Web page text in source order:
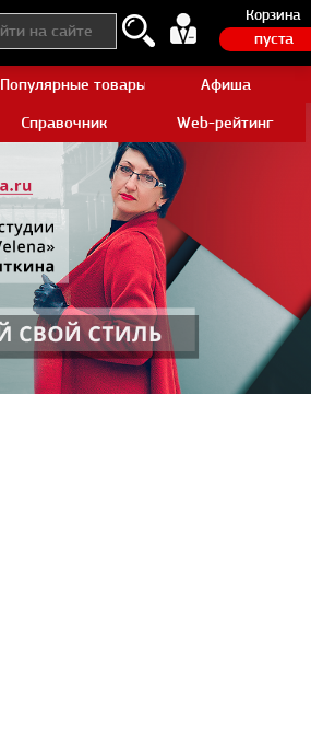
Корзина
пуста
Популярные товары AliexpressАфиша
Справочник
Web-рейтинг